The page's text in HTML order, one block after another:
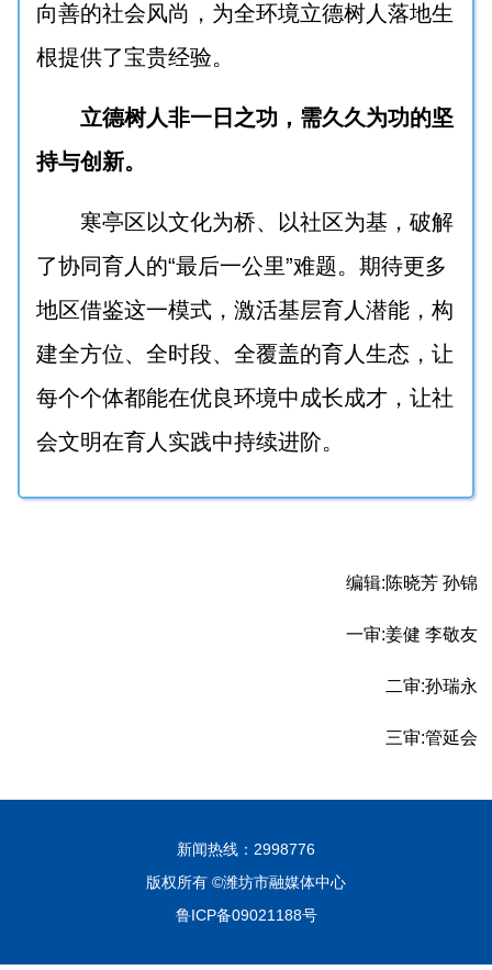
向善的社会风尚，为全环境立德树人落地生
根提供了宝贵经验。
立德树人非一日之功，需久久为功的坚
持与创新。
寒亭区以文化为桥、以社区为基，破解
了协同育人的“最后一公里”难题。期待更多
地区借鉴这一模式，激活基层育人潜能，构
建全方位、全时段、全覆盖的育人生态，让
每个个体都能在优良环境中成长成才，让社
会文明在育人实践中持续进阶。
编辑:陈晓芳 孙锦
一审:姜健 李敬友
二审:孙瑞永
三审:管延会
新闻热线：2998776
版权所有 ©潍坊市融媒体中心
鲁ICP备09021188号